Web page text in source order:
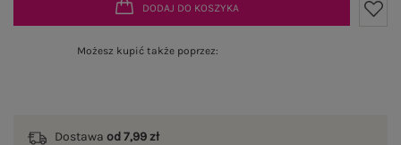
DODAJ DO KOSZYKA
Możesz kupić także poprzez:
Dostawa od 7,99 zł